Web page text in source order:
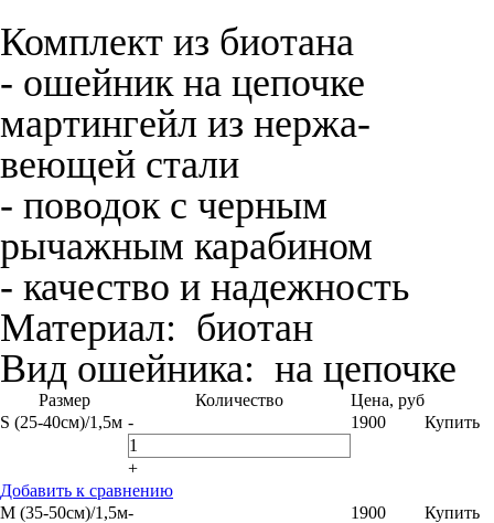
Комплект из биотана
- ошейник на цепочке
мартингейл из нержа-
веющей стали
- поводок с черным
рычажным карабином
- качество и надежность
Материал: биотан
Вид ошейника: на цепочке
Размер Количество
Цена, руб
S (25-40см)/1,5м -
+
1900 Купить
Добавить к сравнению
M (35-50см)/1,5м- 1900 Купить